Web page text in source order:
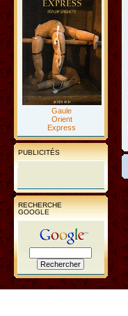
Gaule
Orient
Express
PUBLICITÉS
RECHERCHE
GOOGLE